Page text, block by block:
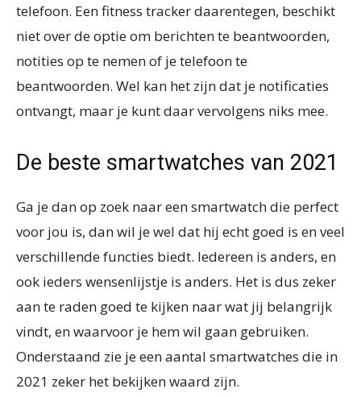
telefoon. Een fitness tracker daarentegen, beschikt
niet over de optie om berichten te beantwoorden,
notities op te nemen of je telefoon te
beantwoorden. Wel kan het zijn dat je notificaties
ontvangt, maar je kunt daar vervolgens niks mee.
De beste smartwatches van 2021
Ga je dan op zoek naar een smartwatch die perfect
voor jou is, dan wil je wel dat hij echt goed is en veel
verschillende functies biedt. Iedereen is anders, en
ook ieders wensenlijstje is anders. Het is dus zeker
aan te raden goed te kijken naar wat jij belangrijk
vindt, en waarvoor je hem wil gaan gebruiken.
Onderstaand zie je een aantal smartwatches die in
2021 zeker het bekijken waard zijn.